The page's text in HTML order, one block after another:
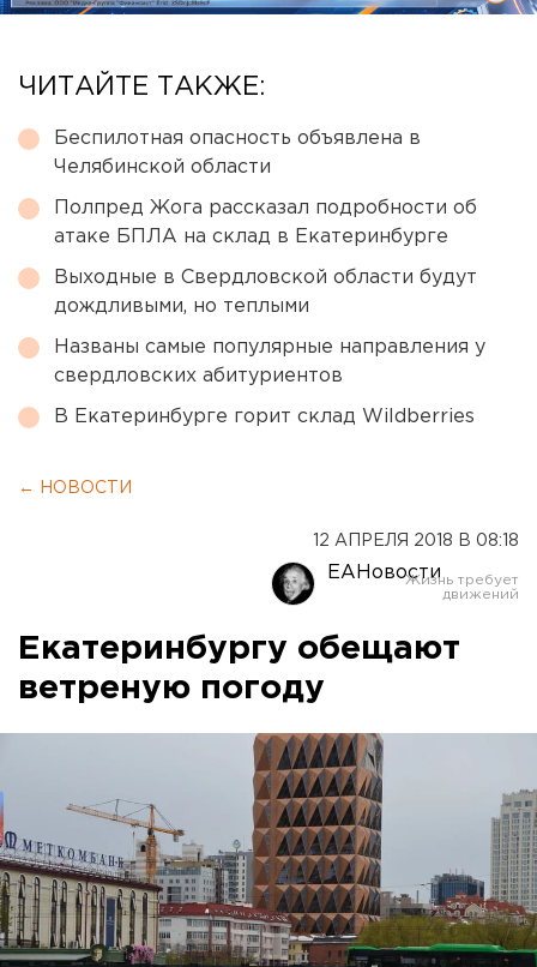
ЧИТАЙТЕ ТАКЖЕ:
Беспилотная опасность объявлена в
Челябинской области
Полпред Жога рассказал подробности об
атаке БПЛА на склад в Екатеринбурге
Выходные в Свердловской области будут
дождливыми, но теплыми
Названы самые популярные направления у
свердловских абитуриентов
В Екатеринбурге горит склад Wildberries
← НОВОСТИ
12 АПРЕЛЯ 2018 В 08:18
ЕАНовости
Екатеринбургу обещают
ветреную погоду